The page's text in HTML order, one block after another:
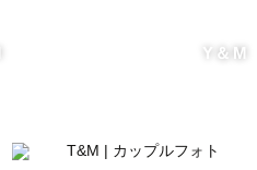
Y＆M